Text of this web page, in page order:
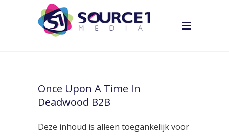
Once Upon A Time In
Deadwood B2B
Deze inhoud is alleen toegankelijk voor